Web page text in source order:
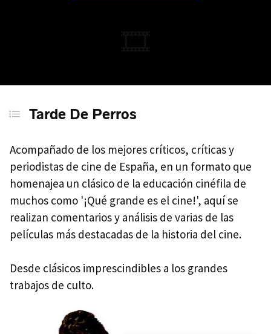
Tarde De Perros
Acompañado de los mejores críticos, críticas y
periodistas de cine de España, en un formato que
homenajea un clásico de la educación cinéfila de
muchos como '¡Qué grande es el cine!', aquí se
realizan comentarios y análisis de varias de las
películas más destacadas de la historia del cine.
Desde clásicos imprescindibles a los grandes
trabajos de culto.